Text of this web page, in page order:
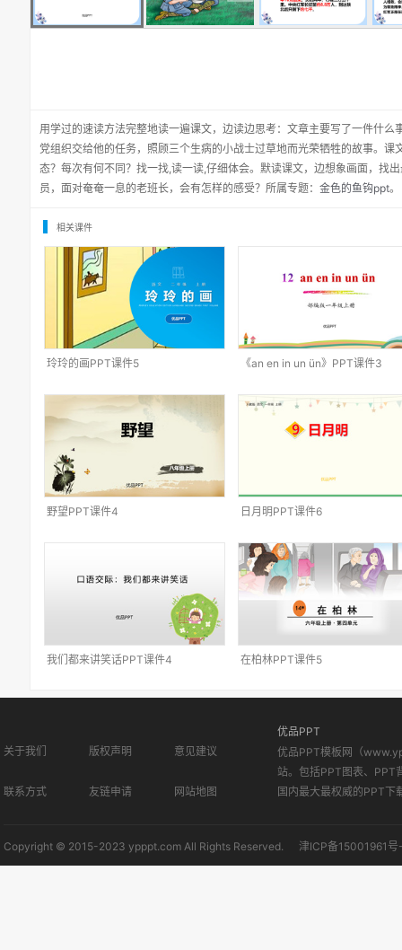
用学过的速读方法完整地读一遍课文，边读边思考：文章主要写了一件什
党组织交给他的任务，照顾三个生病的小战士过草地而光荣牺牲的故事。
态？每次有何不同？找一找,读一读,仔细体会。默读课文，边想象画面，找
员，面对奄奄一息的老班长，会有怎样的感受？所属专题： 金色的鱼钩ppt。
相关课件
玲玲的画PPT课件5 《an en in un ün》PPT课件3
野望PPT课件4 日月明PPT课件6
我们都来讲笑话PPT课件4 在柏林PPT课件5
关于我们 版权声明 意见建议
联系方式 友链申请 网站地图
优品PPT
优品PPT模板网（
站。包括PPT图表、PPT
国内最大最权威的PPT下
Copyright © 2015-2023 ypppt.com All Rights Reserved. 津ICP备15001961号